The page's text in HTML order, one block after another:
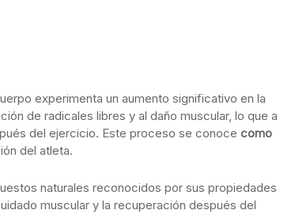
experimenta un aumento significativo en la
de radicales libres y al daño muscular, lo que a
del ejercicio. Este proceso se conoce como
del atleta.
naturales reconocidos por sus propiedades
muscular y la recuperación después del